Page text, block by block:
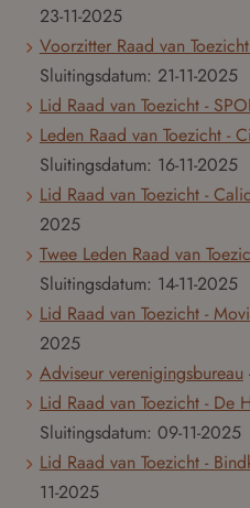
23-11-2025
Voorzitter Raad van
Sluitingsdatum: 21-11-2025
Lid Raad van Toezicht -
Leden Raad van Toezicht -
Sluitingsdatum: 16-11-2025
Lid Raad van Toezicht -
2025
Twee Leden Raad van
Sluitingsdatum: 14-11-2025
Lid Raad van Toezicht -
2025
Adviseur verenigingsbureau
Lid Raad van Toezicht - De
Sluitingsdatum: 09-11-2025
Lid Raad van Toezicht -
11-2025